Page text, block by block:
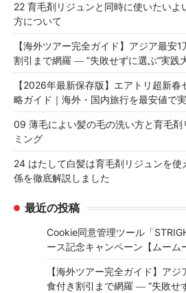
22 育毛剤リジュンと同時に使いたいよ
方について
【海外ツアー完全ガイド】アジア最安
割引まで網羅 ― “失敗せずに選ぶ”実践
【2026年最新保存版】エアトリ超新
略ガイド｜海外・国内旅行を最安値で
09 薄毛によい髪の毛の洗い方と育毛剤
ミング
24 はたして白髪は育毛剤リジュンを使
係を徹底解説しました
最近の投稿
Cookie同意管理ツール「
ース記念キャンペーン【ムーム
【海外ツアー完全ガイド】ア
食付き割引まで網羅 ― “失敗せ